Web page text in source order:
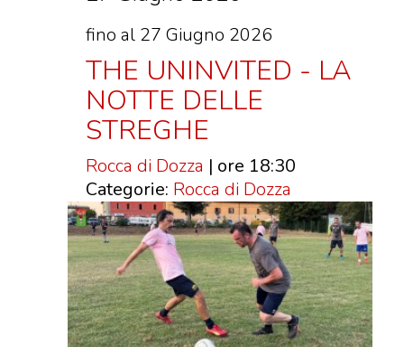
fino al 27 Giugno 2026
THE UNINVITED - LA
NOTTE DELLE
STREGHE
Rocca di Dozza | ore 18:30
Categorie: Rocca di Dozza